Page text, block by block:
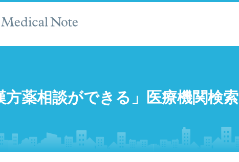
方薬相談ができる」医療機関検索